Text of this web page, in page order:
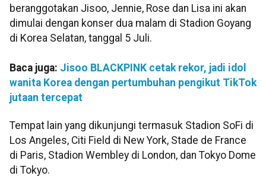
beranggotakan Jisoo, Jennie, Rose dan Lisa ini akan
dimulai dengan konser dua malam di Stadion Goyang
di Korea Selatan, tanggal 5 Juli.
Baca juga: Jisoo BLACKPINK cetak rekor, jadi idol
wanita Korea dengan pertumbuhan pengikut TikTok
jutaan tercepat
Tempat lain yang dikunjungi termasuk Stadion SoFi di
Los Angeles, Citi Field di New York, Stade de France
di Paris, Stadion Wembley di London, dan Tokyo Dome
di Tokyo.